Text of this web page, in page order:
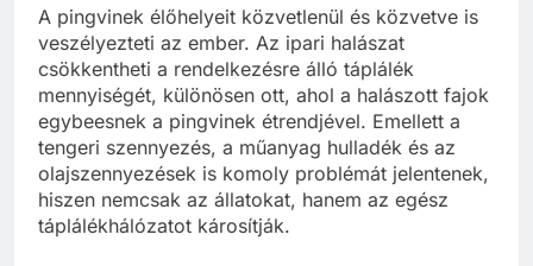
A pingvinek élőhelyeit közvetlenül és közvetve is
veszélyezteti az ember. Az ipari halászat
csökkentheti a rendelkezésre álló táplálék
mennyiségét, különösen ott, ahol a halászott fajok
egybeesnek a pingvinek étrendjével. Emellett a
tengeri szennyezés, a műanyag hulladék és az
olajszennyezések is komoly problémát jelentenek,
hiszen nemcsak az állatokat, hanem az egész
táplálékhálózatot károsítják.